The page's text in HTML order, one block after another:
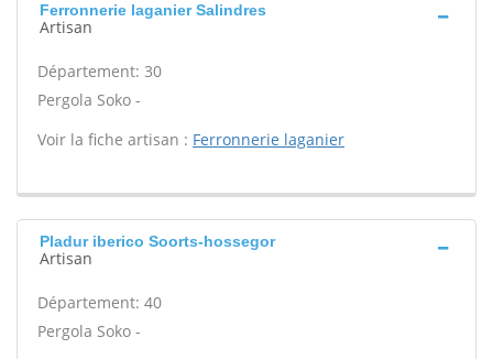
Ferronnerie laganier Salindres
Artisan
Département: 30
Pergola Soko -
Voir la fiche artisan : Ferronnerie laganier
Pladur iberico Soorts-hossegor
Artisan
Département: 40
Pergola Soko -